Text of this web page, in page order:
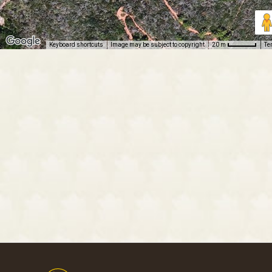
Keyboard shortcuts Image may be subject to copyright 20 m